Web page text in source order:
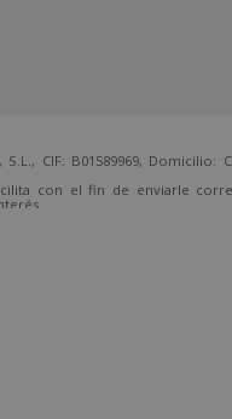
S.L., CIF: B01589969,
con el fin de enviarle
dirigiéndose a la dirección